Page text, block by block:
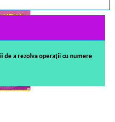
de a rezolva operații cu numere